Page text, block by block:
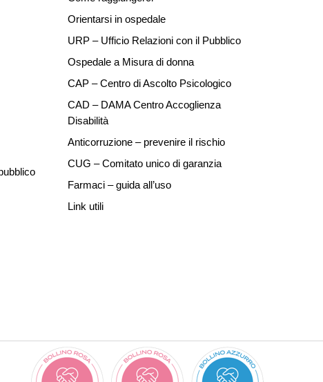
Orientarsi in ospedale
URP – Ufficio Relazioni con il Pubblico
Ospedale a Misura di donna
CAP – Centro di Ascolto Psicologico
CAD – DAMA Centro Accoglienza
Disabilità
Anticorruzione – prevenire il rischio
CUG – Comitato unico di garanzia
Farmaci – guida all’uso
Link utili